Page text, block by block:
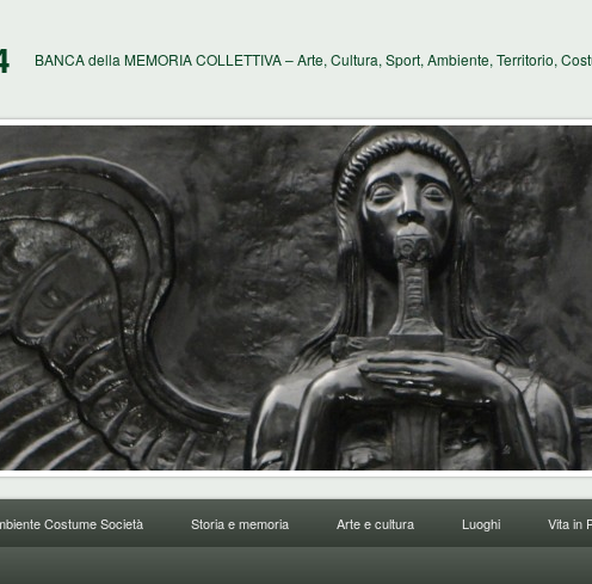
BANCA della MEMORIA COLLETTIVA – Arte, Cultura, Sport, Ambiente, Territorio,
Costume Società Storia e memoria Arte e cultura Luoghi Vita in